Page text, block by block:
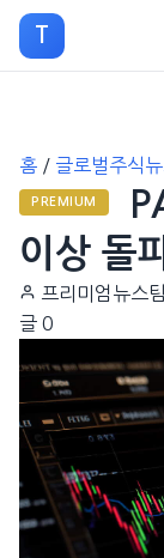
T
홈 / 글로벌주식
PREMIUM
이상 돌
프리미엄뉴스팀
글 0